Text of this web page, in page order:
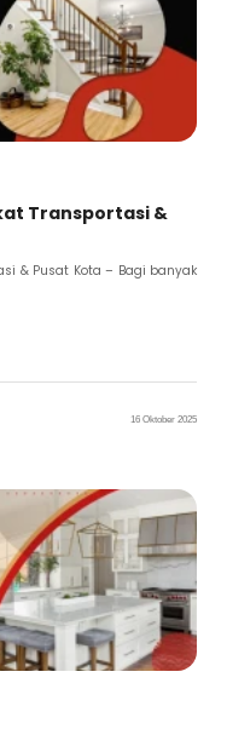
Transportasi &
& Pusat Kota – Bagi banyak
16 Oktober 2025